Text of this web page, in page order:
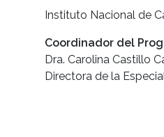
Instituto Nacional de
Coordinador del
Dra. Carolina Castillo
Directora de la